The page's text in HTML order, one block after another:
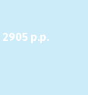
2905 p.p.